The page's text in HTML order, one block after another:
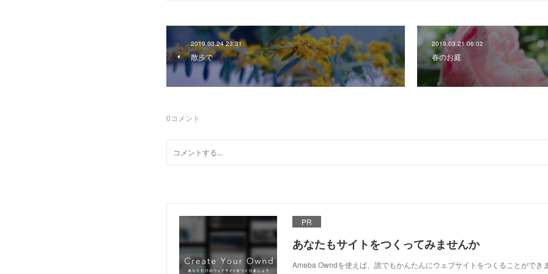
2019.03.24 23:31
散歩で
2019.03.21 06:02
春のお庭
0コメント
PR
あなたもサイトをつくってみませんか
Ameba Owndを使えば、誰でもかんたんにウェブサイトをつくることができ